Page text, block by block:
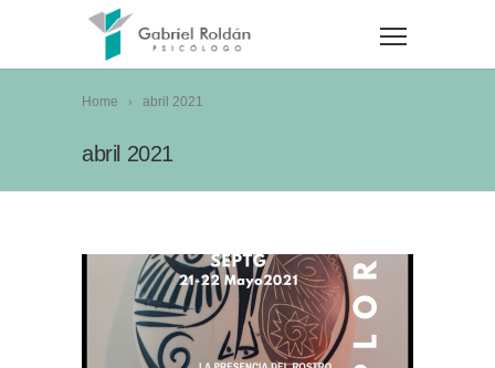
Home abril 2021
abril 2021